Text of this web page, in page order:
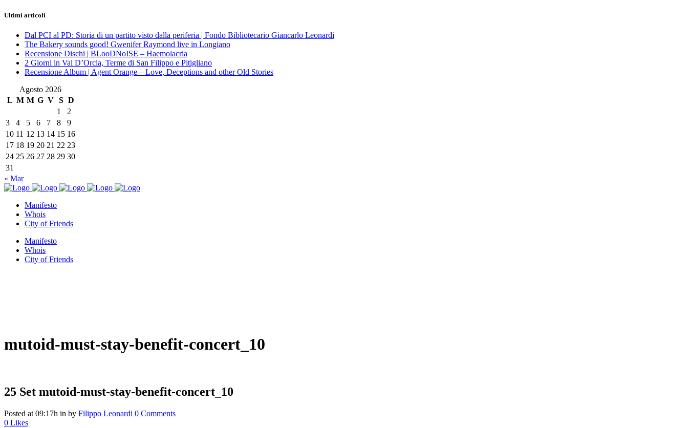
Ultimi articoli
Dal PCI al PD: Storia di un partito visto dalla periferia | Fondo Bibliotecario Giancarlo Leonardi
The Bakery sounds good! Gwenifer Raymond live in Longiano
Recensione Dischi | BLooDNoISE – Haemolacria
2 Giorni in Val D’Orcia, Terme di San Filippo e Pitigliano
Recensione Album | Agent Orange – Love, Deceptions and other Old Stories
Agosto 2026
L M M G V S D
1
2
3
4 5 6 7 8
9
10 11 12 13 14 15 16
17 18 19 20 21 22 23
24 25 26 27 28 29 30
31
« Mar
Manifesto
Whois
City of Friends
Manifesto
Whois
City of Friends
mutoid-must-stay-benefit-concert_10
25 Set mutoid-must-stay-benefit-concert_10
Posted at 09:17h in by Filippo Leonardi 0 Comments
0 Likes